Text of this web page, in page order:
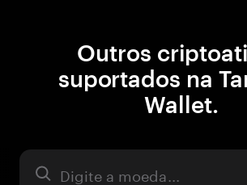
Outros
suportados na
Wallet.
Ativo